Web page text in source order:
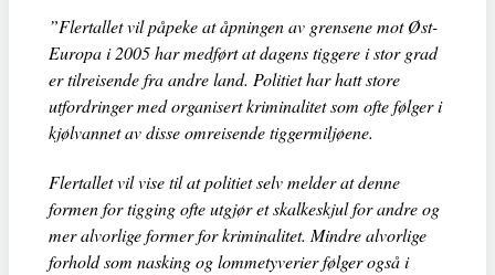
”Flertallet vil påpeke at åpningen av grensene mot Øst-
Europa i 2005 har medført at dagens tiggere i stor grad
er tilreisende fra andre land. Politiet har hatt store
utfordringer med organisert kriminalitet som ofte følger i
kjølvannet av disse omreisende tiggermiljøene.
Flertallet vil vise til at politiet selv melder at denne
formen for tigging ofte utgjør et skalkeskjul for andre og
mer alvorlige former for kriminalitet. Mindre alvorlige
forhold som nasking og lommetyverier følger også i